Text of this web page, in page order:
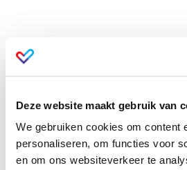
Deze website maakt gebruik van
We gebruiken cookies om content
personaliseren, om functies voor
en om ons websiteverkeer te
Scholing en